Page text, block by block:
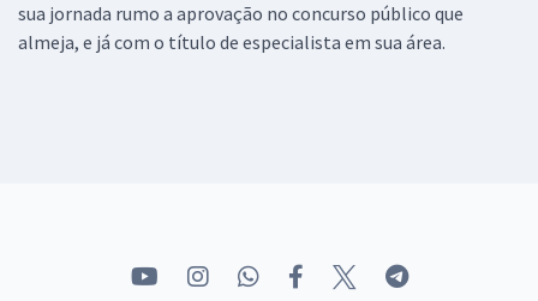
sua jornada rumo a aprovação no concurso público que
almeja, e já com o título de especialista em sua área.